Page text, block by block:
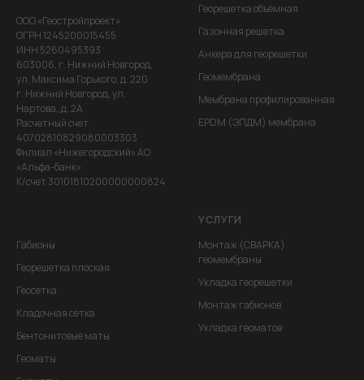
ООО «Геостройпроект»
ОГРН 1245200015455
ИНН 5260495393
603006, г. Нижний Новгород,
ул. Максима Горького, д. 220
г. Нижний Новгород, ул.
Нартова,,д. 2А
Расчетный счет
40702810829080003303
Филиал «Нижегородский» АО
«Альфа-банк»
К/счет 30101810200000000824
Георешетка объёмная
Газонная решетка
Анкера для георешетки
Геомембрана
Мембрана профилированная
EPDM (ЭПДМ) мембрана
Габионы
Георешетка плоская
Геосетка
Кладочная сетка
Бентонитовые маты
Геоматы
УСЛУГИ
Монтаж (СВАРКА)
геомембраны
Укладка георешетки
Монтаж габионов
Укладка геоматов